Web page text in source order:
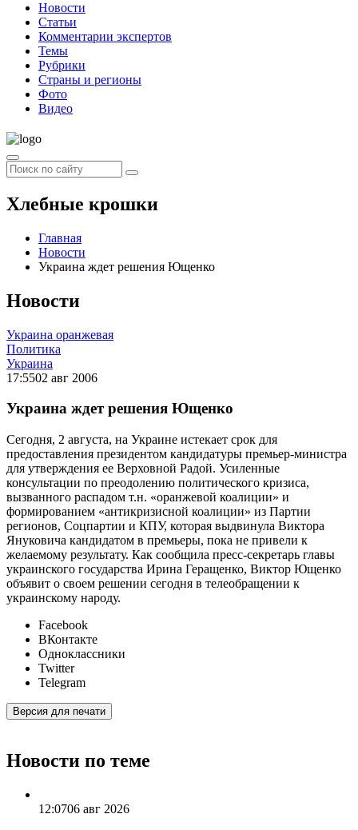
Новости
Статьи
Комментарии экспертов
Темы
Рубрики
Страны и регионы
Фото
Видео
Хлебные крошки
Главная
Новости
Украина ждет решения Ющенко
Новости
Украина оранжевая
Политика
Украина
17:5502 авг 2006
Украина ждет решения Ющенко
Сегодня, 2 августа, на Украине истекает срок для
предоставления президентом кандидатуры премьер-министра
для утверждения ее Верховной Радой. Усиленные
консультации по преодолению политического кризиса,
вызванного распадом т.н. «оранжевой коалиции» и
формированием «антикризисной коалиции» из Партии
регионов, Соцпартии и КПУ, которая выдвинула Виктора
Януковича кандидатом в премьеры, пока не привели к
желаемому результату. Как сообщила пресс-секретарь главы
украинского государства Ирина Геращенко, Виктор Ющенко
объявит о своем решении сегодня в телеобращении к
украинскому народу.
Facebook
ВКонтакте
Одноклассники
Twitter
Telegram
Версия для печати
Новости по теме
12:0706 авг 2026